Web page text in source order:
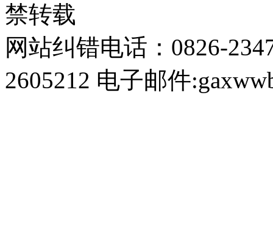
禁转载
网站纠错电话：0826-
2605212 电子邮件